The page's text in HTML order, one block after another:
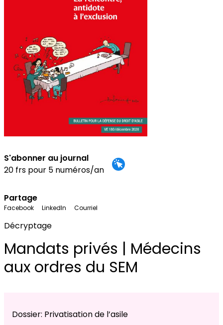
S'abonner au journal
20 frs pour 5 numéros/an
Partage
Facebook LinkedIn Courriel
Décryptage
Mandats privés | Médecins
aux ordres du SEM
Dossier: Privatisation de l’asile